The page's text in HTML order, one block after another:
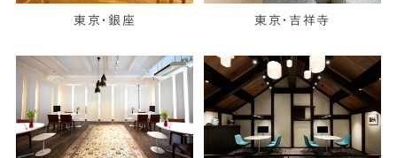
東京・銀座 東京・吉祥寺